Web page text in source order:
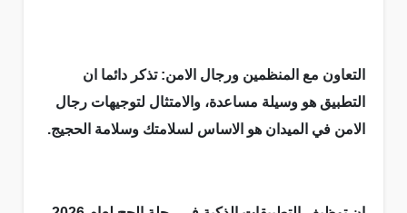
التعاون مع المنظمين ورجال الامن: تذكر دائما ان
التطبيق هو وسيلة مساعدة، والامتثال لتوجيهات رجال
الامن في الميدان هو الاساس لسلامتك وسلامة الحجيج.